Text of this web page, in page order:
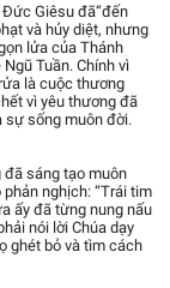
Giêsu đã“đến
và hủy diệt, nhưng
lửa của Thánh
Tuần. Chính vì
là cuộc thương
vì yêu thương đã
sự sống muôn đời.
đã sáng tạo muôn
nghịch: “Trái tim
ấy đã từng nung nấu
nói lời Chúa dạy
ghét bỏ và tìm cách